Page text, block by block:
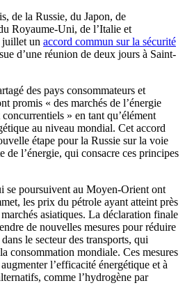
de la Russie, du Japon, de
Royaume-Uni, de l’Italie et
juillet un accord commun sur la sécurité
d’une réunion de deux jours à Saint-
des pays consommateurs et
promis « des marchés de l’énergie
» en tant qu’élément
au niveau mondial. Cet accord
étape pour la Russie sur la voie
de l’énergie, qui consacre ces principes
se poursuivent au Moyen-Orient ont
les prix du pétrole ayant atteint près
asiatiques. La déclaration finale
de nouvelles mesures pour réduire
le secteur des transports, qui
consommation mondiale. Ces mesures
l’efficacité énergétique et à
comme l’hydrogène par